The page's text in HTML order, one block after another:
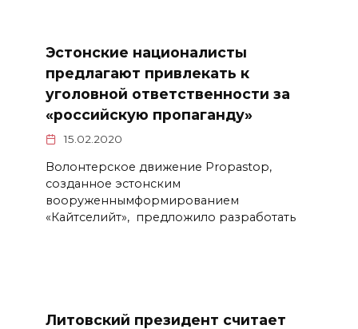
Эстонские националисты
предлагают привлекать к
уголовной ответственности за
«российскую пропаганду»
15.02.2020
Волонтерское движение Propastop,
созданное эстонским
вооруженнымформированием
«Кайтселийт», предложило разработать
Литовский президент считает